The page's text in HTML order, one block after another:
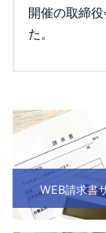
開催の取締
た。
WEB請求書